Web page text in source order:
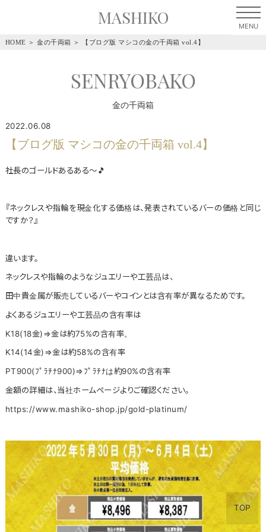
MASHIKO
HOME ＞金の千両箱 ＞ 【ブログ版 マシコの金の千両箱 vol.4】
SENRYOBAKO
金の千両箱
2022.06.08
【ブログ版 マシコの金の千両箱 vol.4】
社長のゴールドあるある～🎵
『ネックレスや指輪を現金化する価格は、発表されているバーの価格と同じ
ですか？』
違います。
ネックレスや指輪のようなジュエリーや工芸品は、
田中貴金属が販売しているバーやコインとは含有率が異なるためです。
よくあるジュエリーや工芸品の含有率は
K18(18金)⇒金は約75%の含有率。
K14(14金)⇒金は約58%の含有率
PT900(ﾌﾟﾗﾁﾅ900)⇒ﾌﾟﾗﾁﾅは約90%の含有率
金額の詳細は、当社ホームページよりご確認ください。
https://www.mashiko-shop.jp/gold-platinum/
TOP